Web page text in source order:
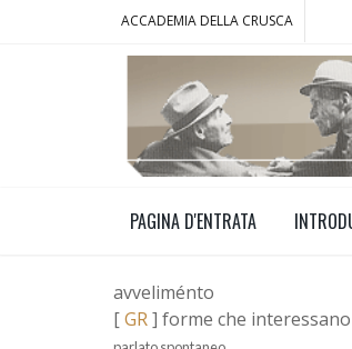
ACCADEMIA DELLA CRUSCA
PAGINA D'ENTRATA
avveliménto
[GR] forme che